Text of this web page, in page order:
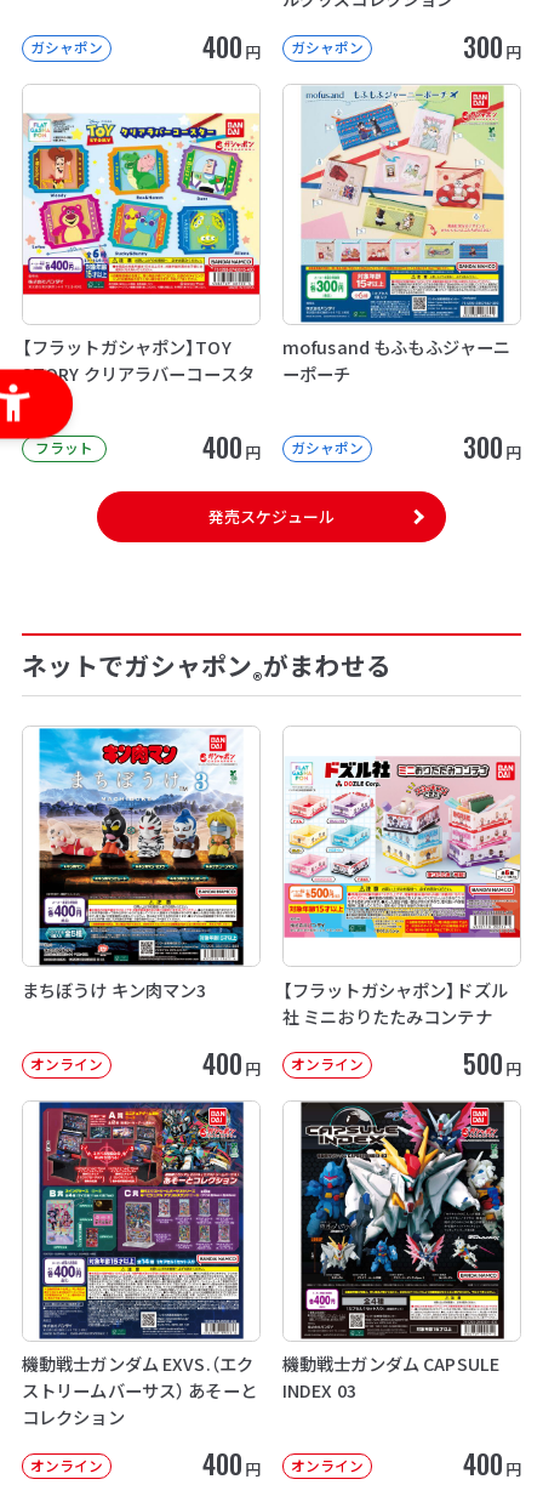
ガシャポン 400 円 ガシャポン 300 円
【フラットガシャポン】TOY
STORY クリアラバーコースタ
ー
フラット 400 円
mofusand もふもふジャーニ
ーポーチ
ガシャポン 300 円
発売スケジュール
ネットでガシャポン®がまわせる
まちぼうけ キン肉マン3
オンライン 400 円
【フラットガシャポン】ドズル
社 ミニおりたたみコンテナ
オンライン 500 円
機動戦士ガンダム EXVS.（エク
ストリームバーサス） あそーと
コレクション
オンライン 400 円
機動戦士ガンダム CAPSULE
INDEX 03
オンライン 400 円